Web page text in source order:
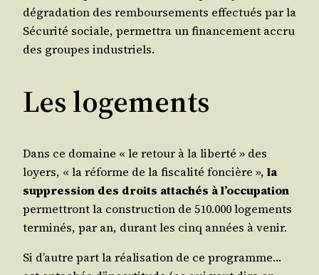
dégra­da­tion des rem­bour­se­ments effec­tués par la
Sécu­ri­té sociale, per­met­tra un finan­ce­ment accru
des groupes industriels.
Les logements
Dans ce domaine « le retour à la liber­té » des
loyers, « la réforme de la fis­ca­li­té fon­cière », la
sup­pres­sion des droits atta­chés à l’oc­cu­pa­tion
per­met­tront la construc­tion de 510.000 loge­ments
ter­mi­nés, par an, durant les cinq années à venir.
Si d’autre part la réa­li­sa­tion de ce pro­gramme…